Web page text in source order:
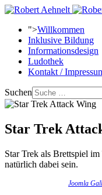
">Willkommen
Inklusive Bildung
Informationsdesign
Ludothek
Kontakt /
Suchen
Star Trek
Star Trek als Brettspiel
natürlich dabei sein.
Joomla